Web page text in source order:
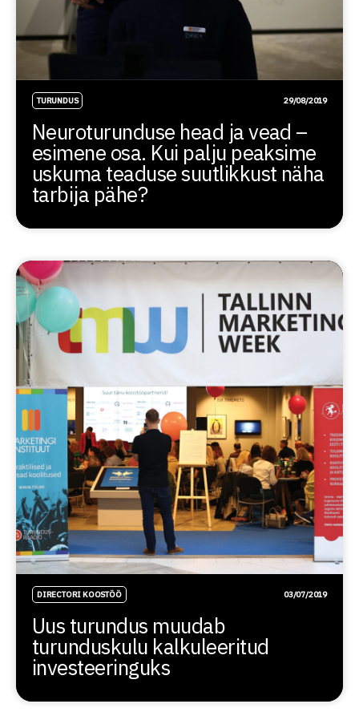
TURUNDUS 29/08/2019
Neuroturunduse head ja vead –
esimene osa. Kui palju peaksime
uskuma teaduse suutlikkust näha
tarbija pähe?
DIRECTORI KOOSTÖÖ 03/07/2019
Uus turundus muudab
turunduskulu kalkuleeritud
investeeringuks